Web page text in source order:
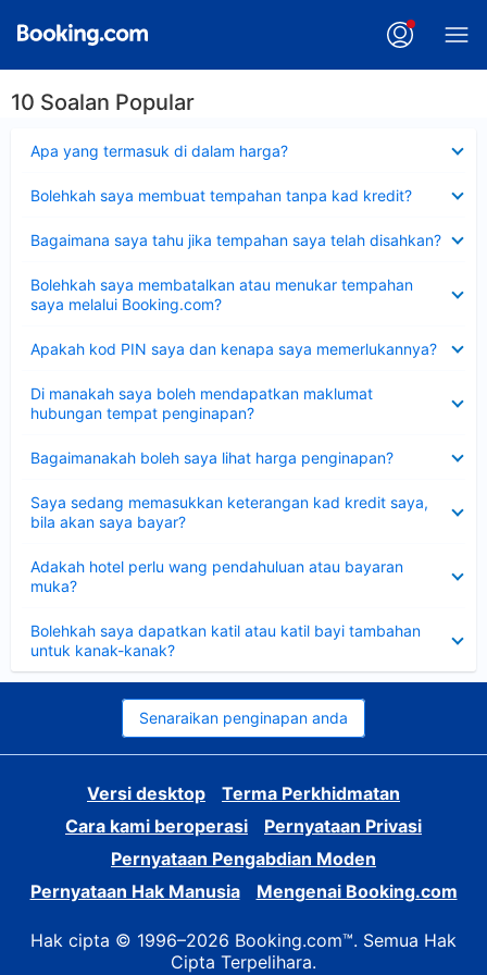
10 Soalan Popular
Apa yang termasuk di dalam harga?
Bolehkah saya membuat tempahan tanpa kad kredit?
Bagaimana saya tahu jika tempahan saya telah disahkan?
Bolehkah saya membatalkan atau menukar tempahan
saya melalui Booking.com?
Apakah kod PIN saya dan kenapa saya memerlukannya?
Di manakah saya boleh mendapatkan maklumat
hubungan tempat penginapan?
Bagaimanakah boleh saya lihat harga penginapan?
Saya sedang memasukkan keterangan kad kredit saya,
bila akan saya bayar?
Adakah hotel perlu wang pendahuluan atau bayaran
muka?
Bolehkah saya dapatkan katil atau katil bayi tambahan
untuk kanak-kanak?
Senaraikan penginapan anda
Versi desktop
Terma Perkhidmatan
Cara kami beroperasi
Pernyataan Privasi
Pernyataan Pengabdian Moden
Pernyataan Hak Manusia
Mengenai Booking.com
Hak cipta © 1996–2026 Booking.com™. Semua Hak
Cipta Terpelihara.